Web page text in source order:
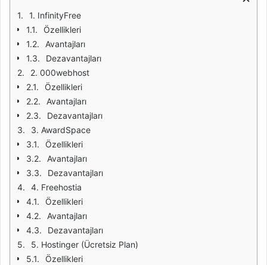
1. InfinityFree
Özellikleri
Avantajları
Dezavantajları
2. 000webhost
Özellikleri
Avantajları
Dezavantajları
3. AwardSpace
Özellikleri
Avantajları
Dezavantajları
4. Freehostia
Özellikleri
Avantajları
Dezavantajları
5. Hostinger (Ücretsiz Plan)
Özellikleri